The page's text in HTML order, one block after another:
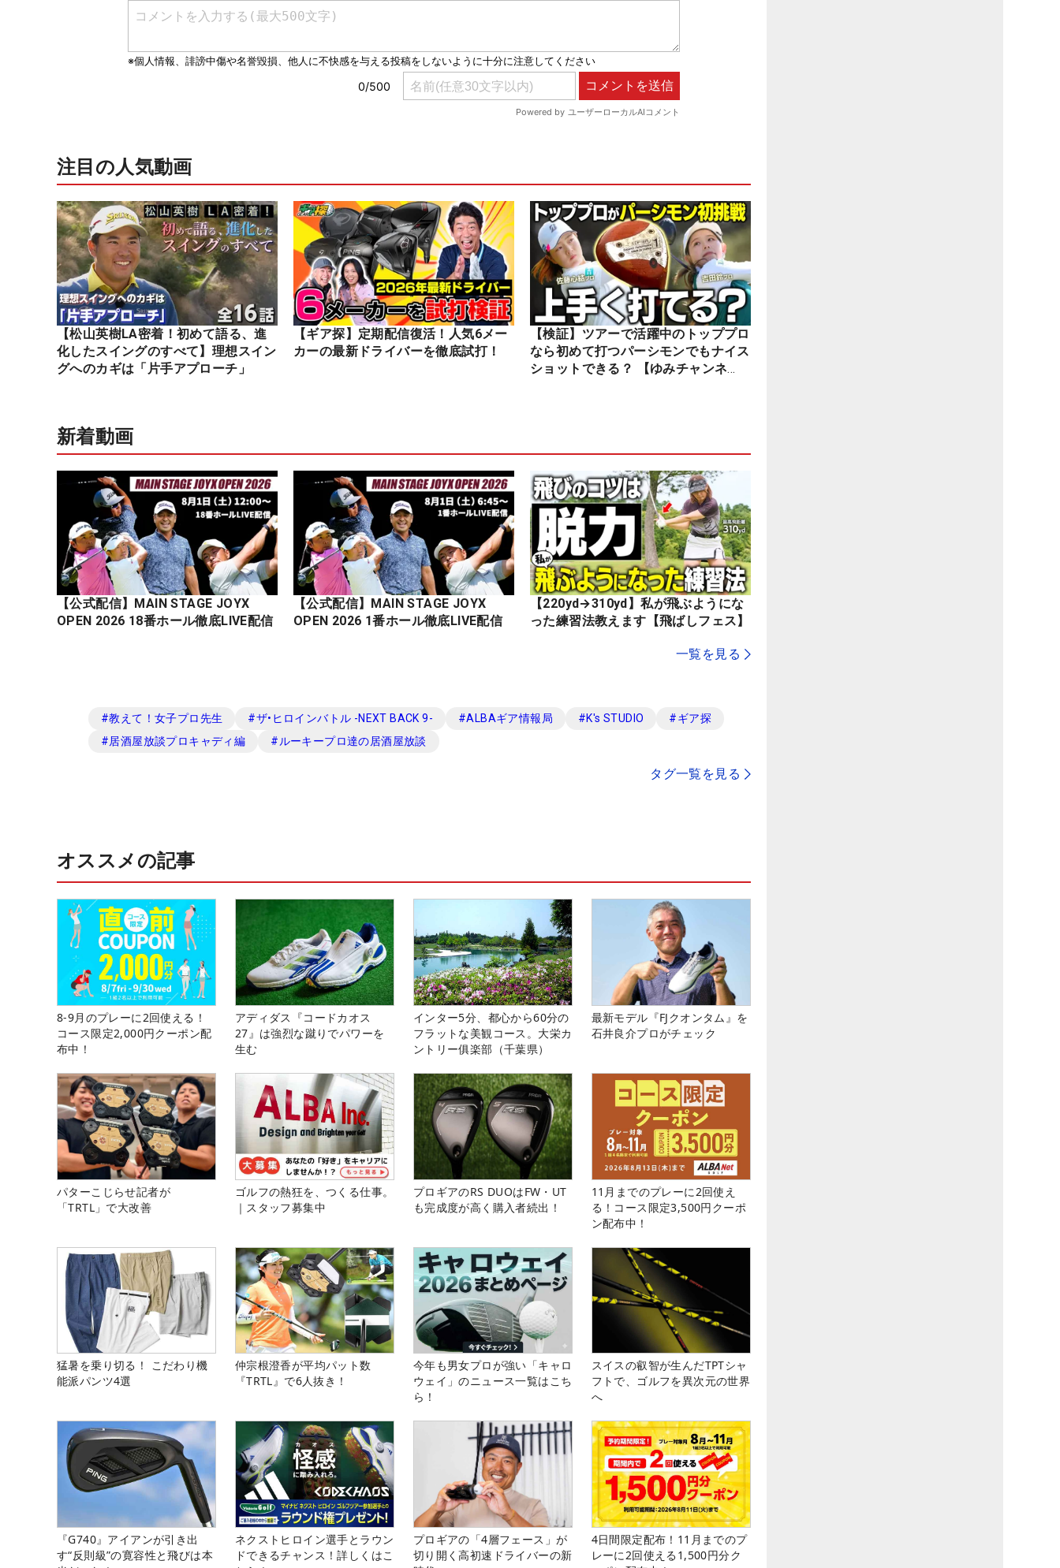
注目の人気動画
【松山英樹LA密着！初めて語る、進
化したスイングのすべて】理想スイン
グへのカギは「片手アプローチ」
【ギア探】定期配信復活！人気6メー
カーの最新ドライバーを徹底試打！
【検証】ツアーで活躍中のトッププロ
なら初めて打つパーシモンでもナイス
ショットできる？ 【ゆみチャンネ
新着動画
【公式配信】MAIN STAGE JOYX
OPEN 2026 18番ホール徹底LIVE配信
【公式配信】MAIN STAGE JOYX
OPEN 2026 1番ホール徹底LIVE配信
【220yd→310yd】私が飛ぶようにな
った練習法教えます【飛ばしフェス】
一覧を見る
#教えて！女子プロ先生 #ザ•ヒロインバトル -NEXT BACK 9- #ALBAギア情報局 #K's STUDIO #ギア探
#居酒屋放談プロキャディ編 #ルーキープロ達の居酒屋放談
タグ一覧を見る
オススメの記事
8-9月のプレーに2回使える！
コース限定2,000円クーポン配
布中！
アディダス『コードカオス
27』は強烈な蹴りでパワーを
生む
インター5分、都心から60分の
フラットな美観コース。大栄カ
ントリー俱楽部（千葉県）
最新モデル『FJクオンタム』を
石井良介プロがチェック
パターこじらせ記者が
「TRTL」で大改善
ゴルフの熱狂を、つくる仕事。
｜スタッフ募集中
プロギアのRS DUOはFW・UT
も完成度が高く購入者続出！
11月までのプレーに2回使え
る！コース限定3,500円クーポ
ン配布中！
猛暑を乗り切る！ こだわり機
能派パンツ4選
仲宗根澄香が平均パット数
『TRTL』で6人抜き！
今年も男女プロが強い「キャロ
ウェイ」のニュース一覧はこち
ら！
スイスの叡智が生んだTPTシャ
フトで、ゴルフを異次元の世界
へ
『G740』アイアンが引き出
す“反則級”の寛容性と飛びは本
ネクストヒロイン選手とラウン
ドできるチャンス！詳しくはこ
プロギアの「4層フェース」が
切り開く高初速ドライバーの新
4日間限定配布！11月までのプ
レーに2回使える1,500円分ク